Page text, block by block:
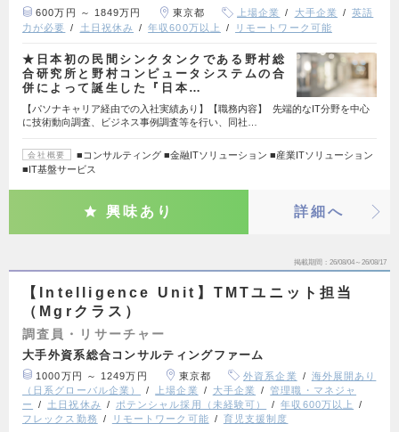
600万円 ～ 1849万円 東京都 上場企業 大手企業
英語
力が必要
土日祝休み 年収600万以上 リモートワーク可能
★日本初の民間シンクタンクである野村総
合研究所と野村コンピュータシステムの合
併によって誕生した『日本…
【パソナキャリア経由での入社実績あり】【職務内容】 先端的なIT分野を中心
に技術動向調査、ビジネス事例調査等を行い、同社…
会社概要
■コンサルティング ■金融ITソリューション ■産業ITソリューション
■IT基盤サービス
興味あり 詳細へ
掲載期間 26/08/04～26/08/17
【Intelligence Unit】TMTユニット担当
（Mgrクラス）
調査員・リサーチャー
大手外資系総合コンサルティングファーム
1000万円 ～ 1249万円 東京都 外資系企業
海外展開あり
（日系グローバル企業）
上場企業 大手企業
管理職・マネジャ
ー
土日祝休み ポテンシャル採用（未経験可）
年収600万以上
フレックス勤務
リモートワーク可能 育児支援制度